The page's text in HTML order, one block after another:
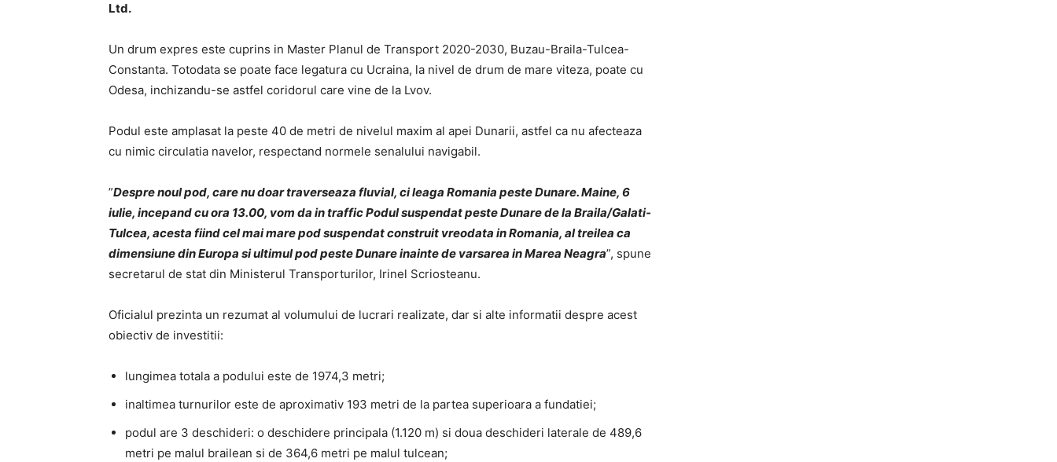
Ltd.
Un drum expres este cuprins in Master Planul de Transport 2020-2030, Buzau-Braila-Tulcea-
Constanta. Totodata se poate face legatura cu Ucraina, la nivel de drum de mare viteza, poate cu
Odesa, inchizandu-se astfel coridorul care vine de la Lvov.
Podul este amplasat la peste 40 de metri de nivelul maxim al apei Dunarii, astfel ca nu afecteaza
cu nimic circulatia navelor, respectand normele senalului navigabil.
”Despre noul pod, care nu doar traverseaza fluvial, ci leaga Romania peste Dunare. Maine, 6
iulie, incepand cu ora 13.00, vom da in traffic Podul suspendat peste Dunare de la Braila/Galati-
Tulcea, acesta fiind cel mai mare pod suspendat construit vreodata in Romania, al treilea ca
dimensiune din Europa si ultimul pod peste Dunare inainte de varsarea in Marea Neagra”, spune
secretarul de stat din Ministerul Transporturilor, Irinel Scriosteanu.
Oficialul prezinta un rezumat al volumului de lucrari realizate, dar si alte informatii despre acest
obiectiv de investitii:
lungimea totala a podului este de 1974,3 metri;
inaltimea turnurilor este de aproximativ 193 metri de la partea superioara a fundatiei;
podul are 3 deschideri: o deschidere principala (1.120 m) si doua deschideri laterale de 489,6
metri pe malul brailean si de 364,6 metri pe malul tulcean;